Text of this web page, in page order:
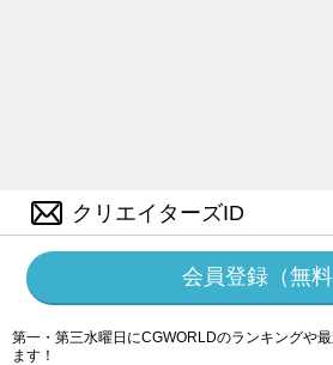
クリエイターズID
会員登録（無料
第一・第三水曜日にCGWORLDのランキングや
ます！